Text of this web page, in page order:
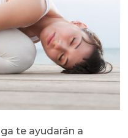
te ayudarán a